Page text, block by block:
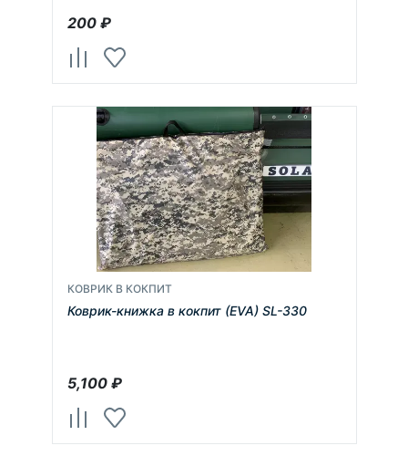
200₽
КОВРИК В КОКПИТ
Коврик-книжка в кокпит (EVA) SL-330
5,100₽